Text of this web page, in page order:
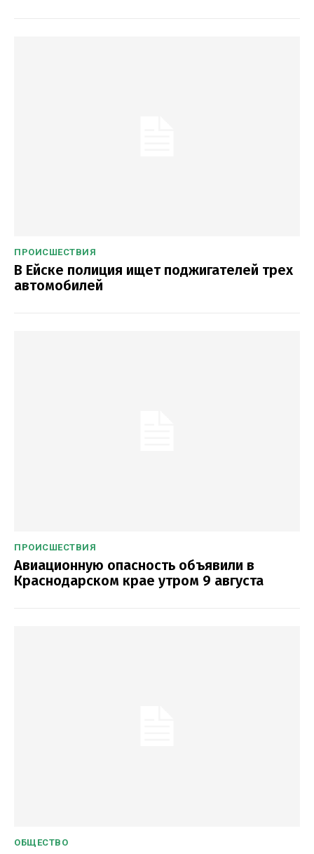
ПРОИСШЕСТВИЯ
В Ейске полиция ищет поджигателей трех
автомобилей
ПРОИСШЕСТВИЯ
Авиационную опасность объявили в
Краснодарском крае утром 9 августа
ОБЩЕСТВО